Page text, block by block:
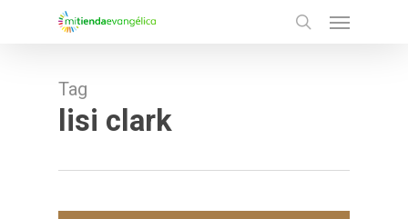
Tag
lisi clark